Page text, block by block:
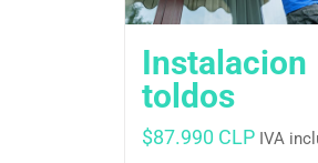
Instalacion
toldos
$87.990 CLP IVA